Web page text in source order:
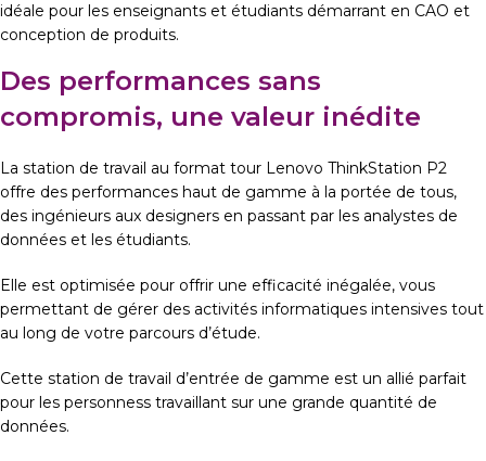
idéale pour les enseignants et étudiants démarrant en CAO et
conception de produits.
Des performances sans
compromis, une valeur inédite
La station de travail au format tour Lenovo ThinkStation P2
offre des performances haut de gamme à la portée de tous,
des ingénieurs aux designers en passant par les analystes de
données et les étudiants.
Elle est optimisée pour offrir une efficacité inégalée, vous
permettant de gérer des activités informatiques intensives tout
au long de votre parcours d’étude.
Cette station de travail d’entrée de gamme est un allié parfait
pour les personness travaillant sur une grande quantité de
données.